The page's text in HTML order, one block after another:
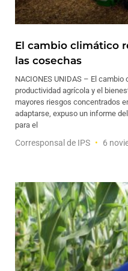
El cambio climático
las cosechas
NACIONES UNIDAS – El
productividad agrícola y el
mayores riesgos concentrados
adaptarse, expuso un informe
para el
Corresponsal de IPS 6